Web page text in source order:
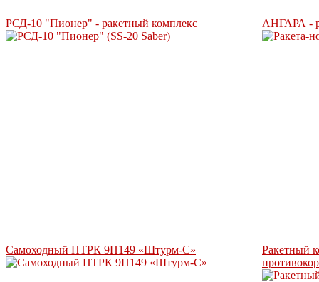
РСД-10 "Пионер" - ракетный комплекс АНГАРА -
Самоходный ПТРК 9П149 «Штурм-С»
Ракетный